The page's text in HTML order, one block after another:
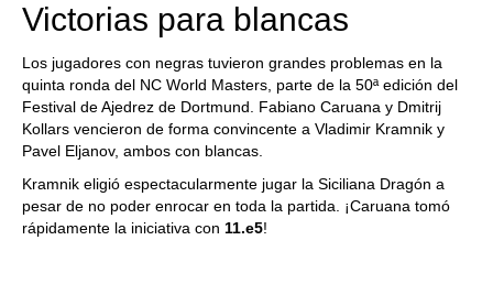
Victorias para blancas
Los jugadores con negras tuvieron grandes problemas en la
quinta ronda del NC World Masters, parte de la 50ª edición del
Festival de Ajedrez de Dortmund. Fabiano Caruana y Dmitrij
Kollars vencieron de forma convincente a Vladimir Kramnik y
Pavel Eljanov, ambos con blancas.
Kramnik eligió espectacularmente jugar la Siciliana Dragón a
pesar de no poder enrocar en toda la partida. ¡Caruana tomó
rápidamente la iniciativa con 11.e5!